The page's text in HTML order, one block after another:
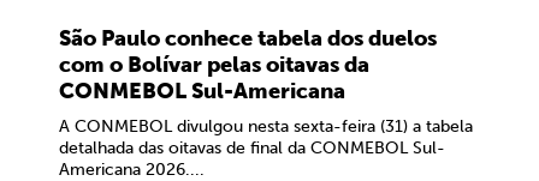
São Paulo conhece tabela dos duelos
com o Bolívar pelas oitavas da
CONMEBOL Sul-Americana
A CONMEBOL divulgou nesta sexta-feira (31) a tabela
detalhada das oitavas de final da CONMEBOL Sul-
Americana 2026....